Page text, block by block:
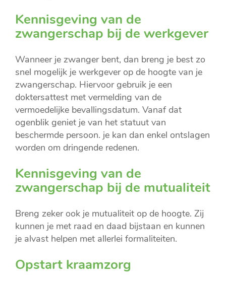
Kennisgeving van de
zwangerschap bij de werkgever
Wanneer je zwanger bent, dan breng je best zo
snel mogelijk je werkgever op de hoogte van je
zwangerschap. Hiervoor gebruik je een
doktersattest met vermelding van de
vermoedelijke bevallingsdatum. Vanaf dat
ogenblik geniet je van het statuut van
beschermde persoon. je kan dan enkel ontslagen
worden om dringende redenen.
Kennisgeving van de
zwangerschap bij de mutualiteit
Breng zeker ook je mutualiteit op de hoogte. Zij
kunnen je met raad en daad bijstaan en kunnen
je alvast helpen met allerlei formaliteiten.
Opstart kraamzorg